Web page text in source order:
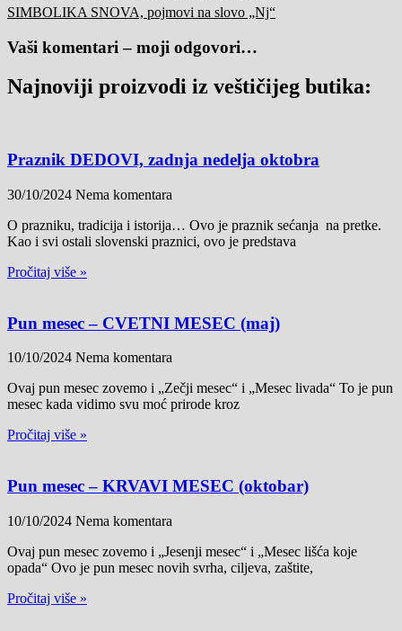
SIMBOLIKA SNOVA, pojmovi na slovo „Nj“
Vaši komentari – moji odgovori…
Najnoviji proizvodi iz veštičijeg butika:
Praznik DEDOVI, zadnja nedelja oktobra
30/10/2024 Nema komentara
O prazniku, tradicija i istorija… Ovo je praznik sećanja na pretke.
Kao i svi ostali slovenski praznici, ovo je predstava
Pročitaj više »
Pun mesec – CVETNI MESEC (maj)
10/10/2024 Nema komentara
Ovaj pun mesec zovemo i „Zečji mesec“ i „Mesec livada“ To je pun
mesec kada vidimo svu moć prirode kroz
Pročitaj više »
Pun mesec – KRVAVI MESEC (oktobar)
10/10/2024 Nema komentara
Ovaj pun mesec zovemo i „Jesenji mesec“ i „Mesec lišća koje
opada“ Ovo je pun mesec novih svrha, ciljeva, zaštite,
Pročitaj više »